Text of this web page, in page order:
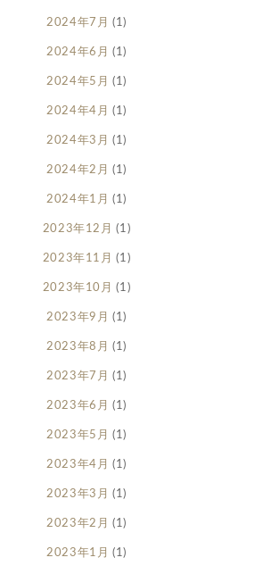
2024年7月 (1)
2024年6月 (1)
2024年5月 (1)
2024年4月 (1)
2024年3月 (1)
2024年2月 (1)
2024年1月 (1)
2023年12月 (1)
2023年11月 (1)
2023年10月 (1)
2023年9月 (1)
2023年8月 (1)
2023年7月 (1)
2023年6月 (1)
2023年5月 (1)
2023年4月 (1)
2023年3月 (1)
2023年2月 (1)
2023年1月 (1)